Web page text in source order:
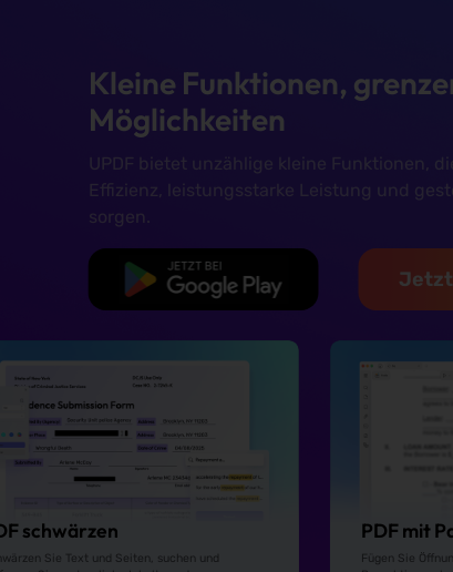
Kleine Funktionen,
Möglichkeiten
UPDF bietet unzählige kleine Funktionen,
Effizienz, leistungsstarke Leistung und
sorgen.
Kostenloser
Download